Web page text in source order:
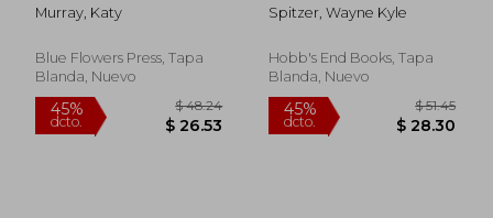
Murray, Katy
Blue Flowers Press, Tapa
Blanda, Nuevo
(en Inglés)
Spitzer, Wayne Kyle
Hobb's End Books, Tapa
Blanda, Nuevo